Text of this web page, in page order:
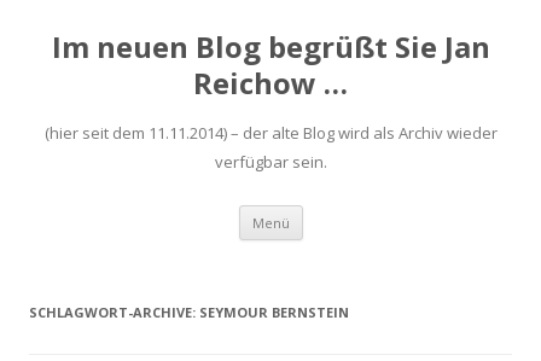
Im neuen Blog begrüßt Sie Jan
Reichow …
(hier seit dem 11.11.2014) – der alte Blog wird als Archiv wieder
verfügbar sein.
Menü Zum
springen
SCHLAGWORT-ARCHIVE: SEYMOUR BERNSTEIN